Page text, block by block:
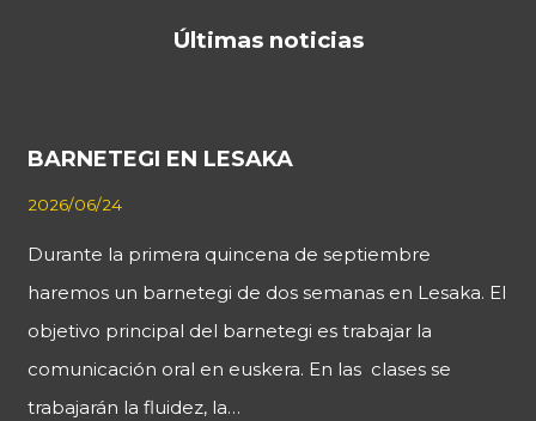
Últimas noticias
BARNETEGI EN LESAKA
2026/06/24
Durante la primera quincena de septiembre
haremos un barnetegi de dos semanas en Lesaka. El
objetivo principal del barnetegi es trabajar la
comunicación oral en euskera. En las clases se
trabajarán la fluidez, la…